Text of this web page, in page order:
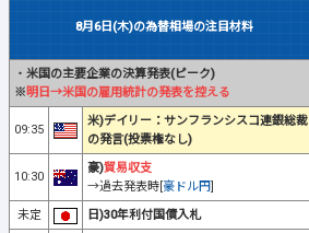
8月6日(木)の為替相場の注目材料
・ 米国の主要企業の決算発表(ピーク)
※明日→米国の雇用統計の発表を控える
09:35
米)デイリー：サンフランシスコ連銀総裁
の発言(投票権なし)
10:30
豪)貿易収支
→過去発表時[豪ドル円]
未定
日)30年利付国債入札